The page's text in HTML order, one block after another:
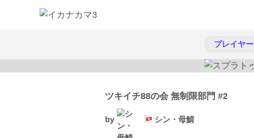
プレイヤー
ツキイチ88の会 無制限部門 #2
by シン・母鯖